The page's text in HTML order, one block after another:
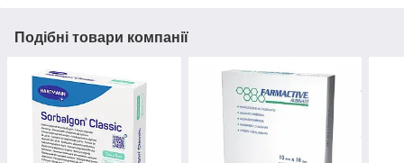
Подібні товари компанії